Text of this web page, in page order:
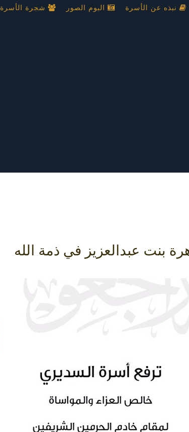
نبذه عن الأسرة البوم الصور شجرة الأسرة
بنت عبدالعزيز في ذمة الله